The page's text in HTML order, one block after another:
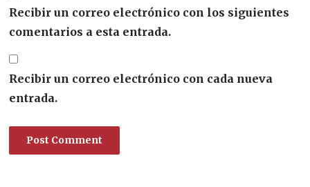
Recibir un correo electrónico con los siguientes
comentarios a esta entrada.
Recibir un correo electrónico con cada nueva
entrada.